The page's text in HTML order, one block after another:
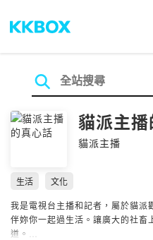
貓派主
貓派主播
生活
文化
我是電視台主播和記者，屬於貓派
伴妳你一起過生活。讓廣大的社畜
道。